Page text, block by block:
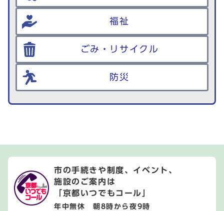
福祉
ごみ・リサイクル
防災
市の手続きや制度、イベント、
施設のご案内は
「京都いつでもコール」
年中無休 朝8時から夜9時